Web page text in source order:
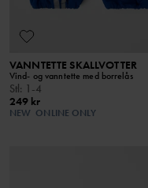
VANNTETTE SKALLVOTTER
Vind- og vanntette med borrelås
Stl : 1-4
249 kr
NEW ONLINE ONLY